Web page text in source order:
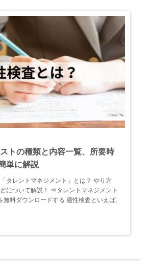
トの種類と内容一覧、所要時
単に解説
タレントマネジメント」とは？ やり方
について解説！ ⇒タレントマネジメント
料ダウンロードする 適性検査といえば、